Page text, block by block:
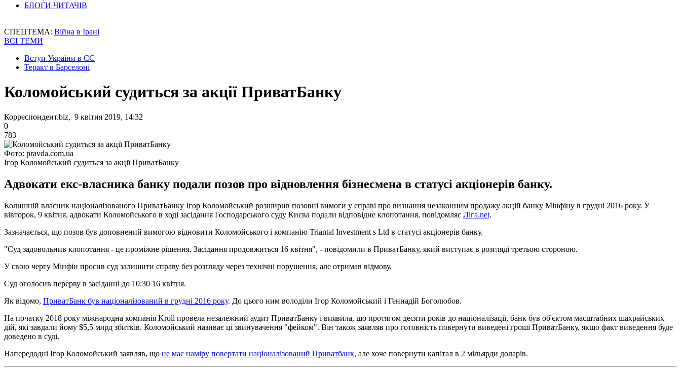
БЛОГИ ЧИТАЧІВ
СПЕЦТЕМА: Війна в Ірані
ВСІ ТЕМИ
Вступ України в ЄС
Теракт в Барселоні
Коломойський судиться за акції ПриватБанку
Корреспондент.biz, 9 квітня 2019, 14:32
0
783
Фото: pravda.com.ua
Ігор Коломойський судиться за акції ПриватБанку
Адвокати екс-власника банку подали позов про відновлення бізнесмена в статусі акціонерів банку.
Колишній власник націоналізованого ПриватБанку Ігор Коломойський розширив позовні вимоги у справі про визнання незаконним продажу акцій банку Мінфіну в грудні 2016 року. У
вівторок, 9 квітня, адвокати Коломойського в ході засідання Господарського суду Києва подали відповідне клопотання, повідомляє Ліга.net.
Зазначається, що позов був доповнений вимогою відновити Коломойського і компанію Triantal Investment s Ltd в статусі акціонерів банку.
"Суд задовольнив клопотання - це проміжне рішення. Засідання продовжиться 16 квітня", - повідомили в ПриватБанку, який виступає в розгляді третьою стороною.
У свою чергу Мінфін просив суд залишити справу без розгляду через технічні порушення, але отримав відмову.
Суд оголосив перерву в засіданні до 10:30 16 квітня.
Як відомо, ПриватБанк був націоналізований в грудні 2016 року. До цього ним володіли Ігор Коломойський і Геннадій Боголюбов.
На початку 2018 року міжнародна компанія Kroll провела незалежний аудит ПриватБанку і виявила, що протягом десяти років до націоналізації, банк був об'єктом масштабних шахрайських
дій, які завдали йому $5,5 млрд збитків. Коломойський називає ці звинувачення "фейком". Він також заявляв про готовність повернути виведені гроші ПриватБанку, якщо факт виведення буде
доведено в суді.
Напередодні Ігор Коломойський заявляв, що не має наміру повертати націоналізований Приватбанк, але хоче повернути капітал в 2 мільярди доларів.